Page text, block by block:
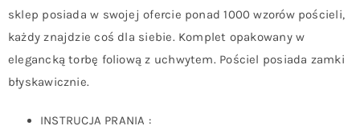
sklep posiada w swojej ofercie ponad 1000 wzorów pościeli,
każdy znajdzie coś dla siebie. Komplet opakowany w
elegancką torbę foliową z uchwytem. Pościel posiada zamki
błyskawicznie.
INSTRUCJA PRANIA :